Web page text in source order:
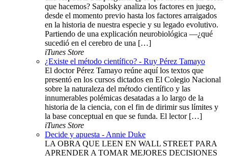
que hacemos? Sapolsky analiza los factores en juego,
desde el momento previo hasta los factores arraigados
en la historia de nuestra especie y su legado evolutivo.
Partiendo de una explicación neurobiológica —¿qué
sucedió en el cerebro de una […]
iTunes Store
¿Existe el método científico? - Ruy Pérez Tamayo
El doctor Pérez Tamayo reúne aquí los textos que
presentó en los cursos dictados en El Colegio Nacional
sobre la naturaleza del método científico y las
innumerables polémicas desatadas a lo largo de la
historia de la ciencia, con el fin de dirimir sus límites y
la base conceptual en que se funda. El lector […]
iTunes Store
Decide y apuesta - Annie Duke
LA OBRA QUE LEEN EN WALL STREET PARA
APRENDER A TOMAR MEJORES DECISIONES